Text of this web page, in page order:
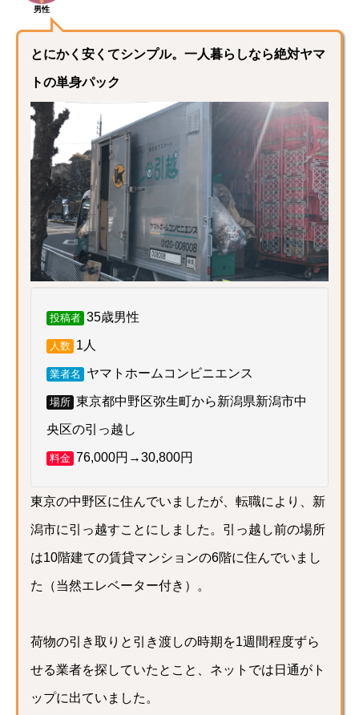
男性
とにかく安くてシンプル。一人暮らしなら絶対ヤマ
トの単身パック
投稿者 35歳男性
人数 1人
業者名 ヤマトホームコンビニエンス
場所 東京都中野区弥生町から新潟県新潟市中
央区の引っ越し
料金 76,000円→30,800円
東京の中野区に住んでいましたが、転職により、新
潟市に引っ越すことにしました。引っ越し前の場所
は10階建ての賃貸マンションの6階に住んでいまし
た（当然エレベーター付き）。
荷物の引き取りと引き渡しの時期を1週間程度ずら
せる業者を探していたとこと、ネットでは日通がト
ップに出ていました。